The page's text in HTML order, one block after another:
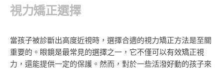
視力矯正選擇
當孩子被診斷出高度近視時，選擇合適的視力矯正方法是至關
重要的。眼鏡是最常見的選擇之一，它不僅可以有效矯正視
力，還能提供一定的保護。然而，對於一些活潑好動的孩子來